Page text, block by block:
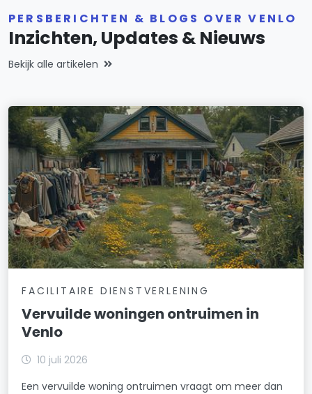
PERSBERICHTEN & BLOGS OVER VENLO
Inzichten, Updates & Nieuws
Bekijk alle artikelen
FACILITAIRE DIENSTVERLENING
Vervuilde woningen ontruimen in
Venlo
10 juli 2026
Een vervuilde woning ontruimen vraagt om meer dan